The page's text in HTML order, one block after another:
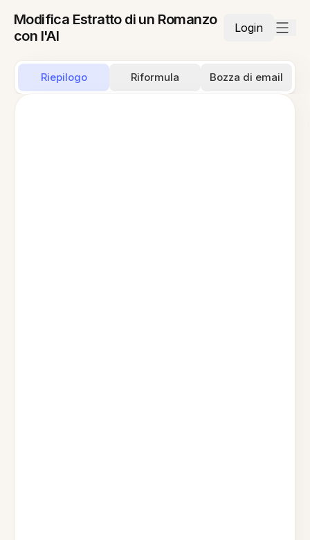
Modifica Estratto di un Romanzo
con l'AI
Login
Riepilogo Riformula Bozza di email